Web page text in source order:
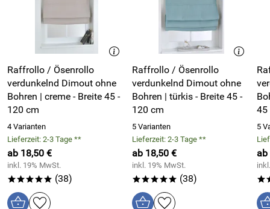
Material / Eigenschaften Raffrollo ohne Bohren - Dimout
Obermaterial Raffrollo: 100% Polyester
entnommen werden
Oberflächenstruktur Stoff: glatt
Rollo-Farbe: rosa
Design: unifarben
Transparenz des Ösenrollos: blickdicht, verdunkelnd,
isolierend
wärmedämmend und energiesparend, senkt Heizkosten
im Winter
schallisolierend
Raffrollo / Ösenrollo
verdunkelnd Dimout ohne
Bohren | creme - Breite 45 -
120 cm
4 Varianten
Lieferzeit: 2-3 Tage **
ab 18,50 €
inkl. 19% MwSt.
***** (38)
Raffrollo / Ösenrollo
verdunkelnd Dimout ohne
Bohren | türkis - Breite 45 -
120 cm
5 Varianten
Lieferzeit: 2-3 Tage **
ab 18,50 €
inkl. 19% MwSt.
***** (38)
Bohren |
45
5
ab